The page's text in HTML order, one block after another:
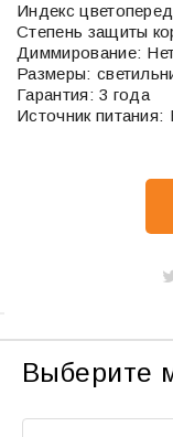
Индекс
Степень защиты
Диммирование:
Размеры:
Гарантия: 3 года
Источник питания:
Выберите